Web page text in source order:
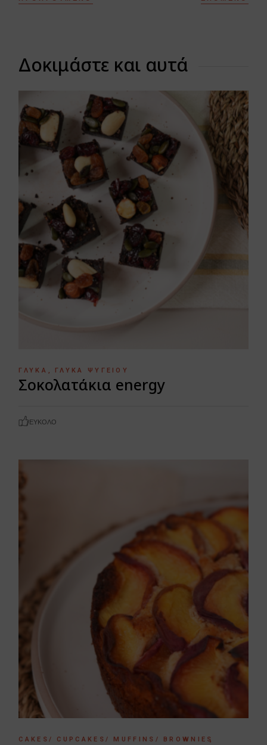
Δοκιμάστε και αυτά
ΓΛΥΚΆ ΓΛΥΚΆ ΨΥΓΕΊΟΥ
Σοκολατάκια energy
ΕΎΚΟΛΟ
CAKES/ CUPCAKES/ MUFFINS/ BROWNIES